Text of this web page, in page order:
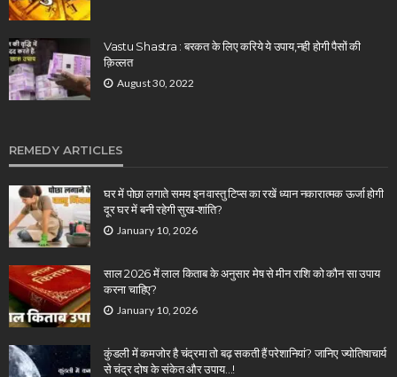
Vastu Shastra : बरकत के लिए करिये ये उपाय,नही होगी पैसों की
क़िल्लत
August 30, 2022
REMEDY ARTICLES
घर में पोछा लगाते समय इन वास्तु टिप्स का रखें ध्यान नकारात्मक ऊर्जा होगी
दूर घर में बनी रहेगी सुख-शांति?
January 10, 2026
साल 2026 में लाल किताब के अनुसार मेष से मीन राशि को कौन सा उपाय
करना चाहिए?
January 10, 2026
कुंडली में कमजोर है चंद्रमा तो बढ़ सकती हैं परेशानियां? जानिए ज्योतिषाचार्य
से चंद्र दोष के संकेत और उपाय…!